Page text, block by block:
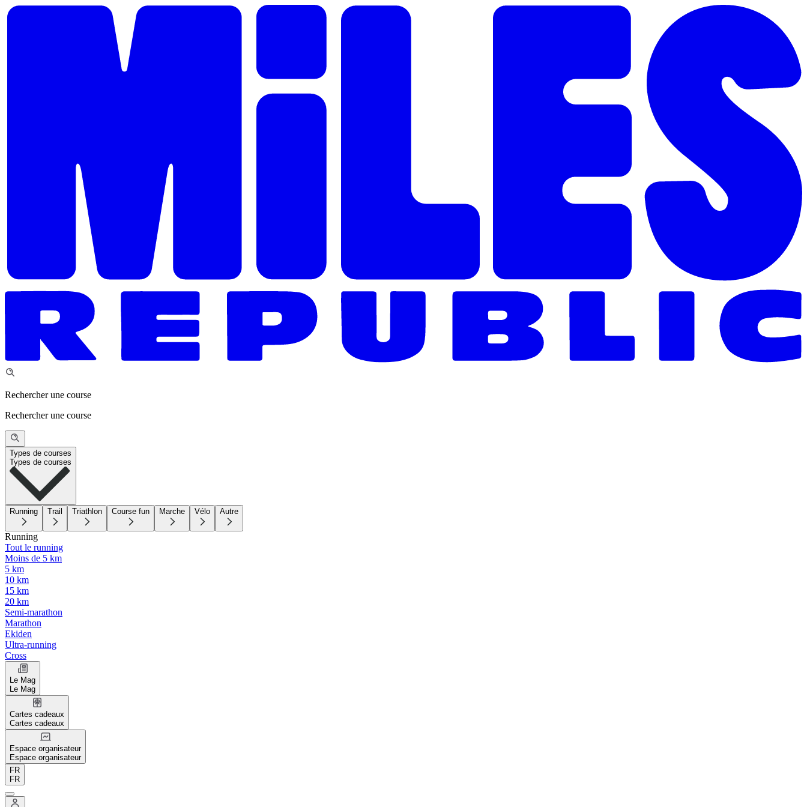
Rechercher une course
Rechercher une course
Types de courses
Types de courses
Running Trail Triathlon Course fun Marche Vélo Autre
Running
Tout le running
Moins de 5 km
5 km
10 km
15 km
20 km
Semi-marathon
Marathon
Ekiden
Ultra-running
Cross
Le Mag
Le Mag
Cartes cadeaux
Cartes cadeaux
Espace organisateur
Espace organisateur
FR
FR